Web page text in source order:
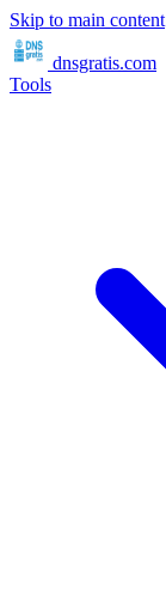
Skip to main content
dnsgratis.com
Tools